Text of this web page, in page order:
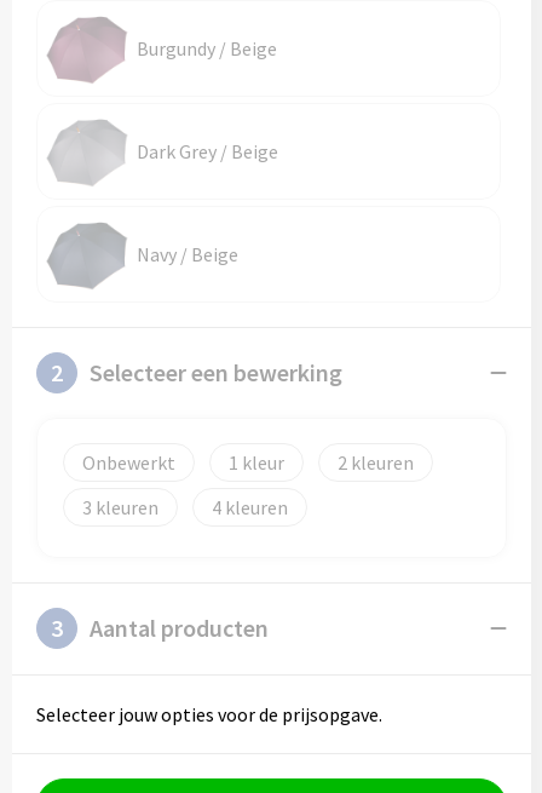
Schoudertassen
Sporttassen
Strandtassen
Tablettassen
Trolleys
Vesten
Gehoorbescherming
Ademhalingsbescherming
Burgundy / Beige
Dark Grey / Beige
Navy / Beige
2 Selecteer een bewerking
Onbewerkt 1
2
3
4
3 Aantal producten
Selecteer jouw opties voor de prijsopgave.